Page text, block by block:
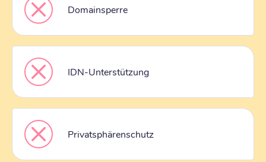
Domainsperre
IDN-Unterstützung
Privatsphärenschutz